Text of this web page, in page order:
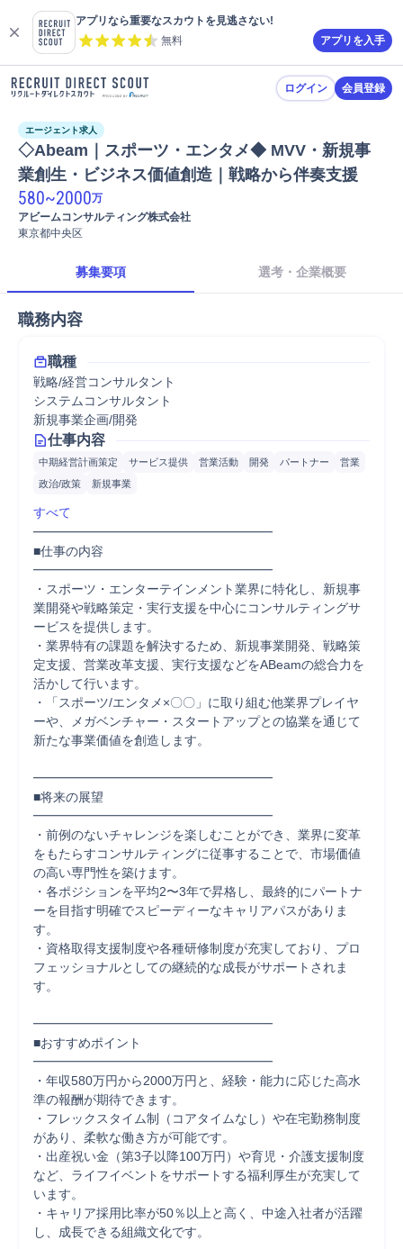
アプリなら重要なスカウトを見逃さない!
無料
アプリを入手
ログイン 会員登録
エージェント求人
◇Abeam｜スポーツ・エンタメ◆ MVV・新規事
業創生・ビジネス価値創造｜戦略から伴奏支援
580~2000万
アビームコンサルティング株式会社
東京都中央区
募集要項 選考・企業概要
職務内容
職種
戦略/経営コンサルタント
システムコンサルタント
新規事業企画/開発
仕事内容
中期経営計画策定 サービス提供 営業活動 開発 パートナー
営業
政治/政策
新規事業
すべて
━━━━━━━━━━━━━━━━━━━
■仕事の内容
━━━━━━━━━━━━━━━━━━━
・スポーツ・エンターテインメント業界に特化し、新規事
業開発や戦略策定・実行支援を中心にコンサルティングサ
ービスを提供します。
・業界特有の課題を解決するため、新規事業開発、戦略策
定支援、営業改革支援、実行支援などをABeamの総合力を
活かして行います。
・「スポーツ/エンタメ×〇〇」に取り組む他業界プレイヤ
ーや、メガベンチャー・スタートアップとの協業を通じて
新たな事業価値を創造します。
━━━━━━━━━━━━━━━━━━━
■将来の展望
━━━━━━━━━━━━━━━━━━━
・前例のないチャレンジを楽しむことができ、業界に変革
をもたらすコンサルティングに従事することで、市場価値
の高い専門性を築けます。
・各ポジションを平均2〜3年で昇格し、最終的にパートナ
ーを目指す明確でスピーディーなキャリアパスがありま
す。
・資格取得支援制度や各種研修制度が充実しており、プロ
フェッショナルとしての継続的な成長がサポートされま
す。
━━━━━━━━━━━━━━━━━━━
■おすすめポイント
━━━━━━━━━━━━━━━━━━━
・年収580万円から2000万円と、経験・能力に応じた高水
準の報酬が期待できます。
・フレックスタイム制（コアタイムなし）や在宅勤務制度
があり、柔軟な働き方が可能です。
・出産祝い金（第3子以降100万円）や育児・介護支援制度
など、ライフイベントをサポートする福利厚生が充実して
います。
・キャリア採用比率が50％以上と高く、中途入社者が活躍
し、成長できる組織文化です。